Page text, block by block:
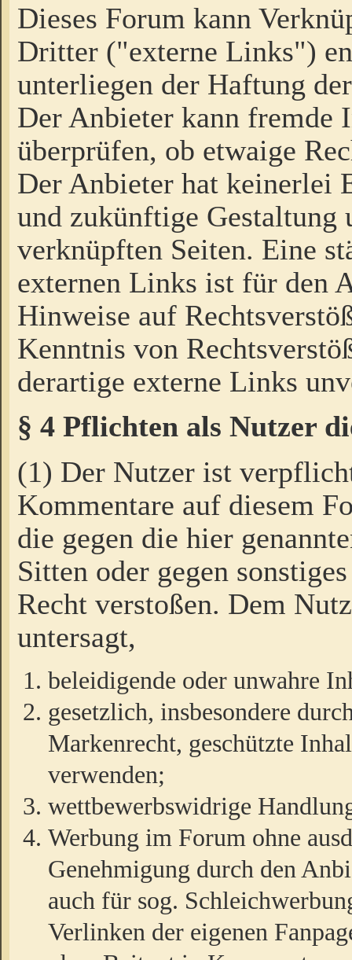
Dieses Forum kann
Dritter ("externe Links")
unterliegen der Haftung
Der Anbieter kann fremde
überprüfen, ob etwaige
Der Anbieter hat keinerlei
und zukünftige Gestaltung
verknüpften Seiten. Eine
externen Links ist für den
Hinweise auf
Kenntnis von
derartige externe Links
§ 4 Pflichten als Nutzer
(1) Der Nutzer ist
Kommentare auf diesem
die gegen die hier
Sitten oder gegen
Recht verstoßen. Dem
untersagt,
beleidigende oder unwahre
gesetzlich, insbesondere
Markenrecht, geschützte
verwenden;
wettbewerbswidrige
Werbung im Forum ohne
Genehmigung durch den
auch für sog.
Verlinken der eigenen